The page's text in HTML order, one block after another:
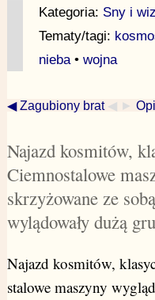
Kategoria: Sny i
Tematy/tagi:
nieba• wojna
◀ Zagubiony brat ◀ ►
Najazd kosmitów,
Ciemnostalowe
skrzyżowane ze
wylądowały dużą
Najazd kosmitów,
stalowe maszyny